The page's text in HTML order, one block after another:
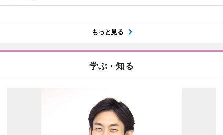
もっと見る
学ぶ・知る